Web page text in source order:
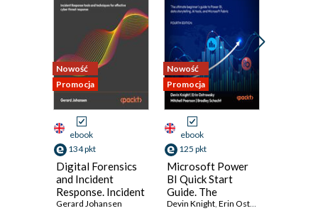
11. Kendo UI DataViz Advance Charting
Nowość
Promocja
ebook
134 pkt
Digital Forensics
and Incident
Response. Incident
Response tools
Gerard Johansen
Nowość
Promocja
ebook
125 pkt
Microsoft Power
BI Quick Start
Guide. The
Ultimate
Devin Knight, Erin Ostrowsky